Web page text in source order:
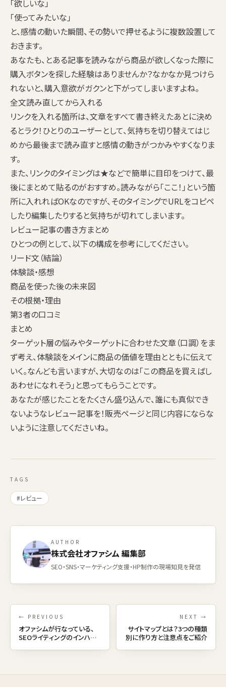
「欲しいな」
「使ってみたいな」
と、感情の動いた瞬間、 その勢いで押せるように複数設置して
おきます。
あなたも、とある記事を読みながら商品が欲しくなった際に
購入ボタンを探した経験はありませんか？なかなか見つけら
れないと、購入意欲がガクンと下がってしまいますよね。
全文読み直してから入れる
リンクを入れる箇所は、文章をすべて書き終えたあとに決め
るとラク！ひとりのユーザーとして、気持ちを切り替えてはじ
めから最後まで読み直すと感情の動きがつかみやすくなりま
す。
また、リンクのタイミングは★などで簡単に目印をつけて、最
後にまとめて貼るのがおすすめ。読みながら「ここ！」という箇
所に入れればOKなのですが、そのタイミングでURLをコピペ
したり編集したりすると気持ちが切れてしまいます。
レビュー記事の書き方まとめ
ひとつの例として、以下の構成を参考にしてください。
リード文（結論）
体験談・感想
商品を使った後の未来図
その根拠・理由
第3者の口コミ
まとめ
ターゲット層の悩みやターゲットに合わせた文章（口調）をま
ず考え、体験談をメインに商品の価値を理由とともに伝えて
いく。なんども言いますが、大切なのは「この商品を買えばし
あわせになれそう 」と思ってもらうことです。
あなたが感じたことをたくさん盛り込んで、誰にも真似でき
ないようなレビュー記事を！販売ページと同じ内容にならな
いように注意してくださいね。
TAGS
#レビュー
AUTHOR
株式会社オファシム 編集部
SEO・SNS・マーケティング支援・HP制作の現場知見を発信
← PREVIOUS
オファシムが行なっている、
SEOライティングのインハウ
NEXT →
サイトマップとは？3つの種類
別に作り方と注意点をご紹介